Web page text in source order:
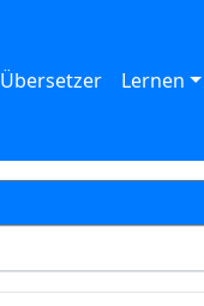
Übersetzer Lernen